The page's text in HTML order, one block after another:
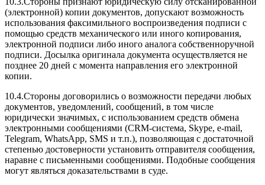
(электронной) копии документов, допускают возможность
использования факсимильного воспроизведения подписи с
помощью средств механического или иного копирования,
электронной подписи либо иного аналога собственноручной
подписи. Досылка оригинала документа осуществляется не
позднее 20 дней с момента направления его электронной
копии.
10.4.Стороны договорились о возможности передачи любых
документов, уведомлений, сообщений, в том числе
юридически значимых, с использованием средств обмена
электронными сообщениями (CRM-система, Skype, e-mail,
Telegram, WhatsApp, SMS и т.п.), позволяющая с достаточной
степенью достоверности установить отправителя сообщения,
наравне с письменными сообщениями. Подобные сообщения
могут являться доказательствами в суде.